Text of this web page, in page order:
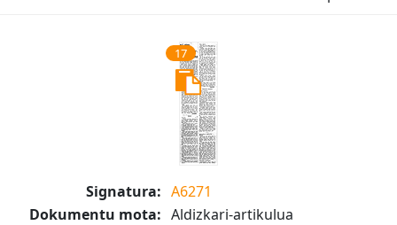
17
Signatura: A6271
Dokumentu mota: Aldizkari-artikulua